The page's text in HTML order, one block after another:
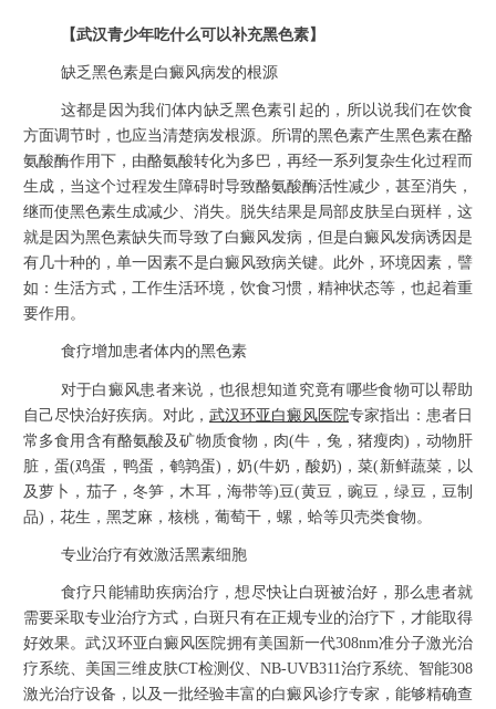
【武汉青少年吃什么可以补充黑色素】
缺乏黑色素是白癜风病发的根源
这都是因为我们体内缺乏黑色素引起的，所以说我们在饮食
方面调节时，也应当清楚病发根源。所谓的黑色素产生黑色素在酪
氨酸酶作用下，由酪氨酸转化为多巴，再经一系列复杂生化过程而
生成，当这个过程发生障碍时导致酪氨酸酶活性减少，甚至消失，
继而使黑色素生成减少、消失。脱失结果是局部皮肤呈白斑样，这
就是因为黑色素缺失而导致了白癜风发病，但是白癜风发病诱因是
有几十种的，单一因素不是白癜风致病关键。此外，环境因素，譬
如：生活方式，工作生活环境，饮食习惯，精神状态等，也起着重
要作用。
食疗增加患者体内的黑色素
对于白癜风患者来说，也很想知道究竟有哪些食物可以帮助
自己尽快治好疾病。对此， 武汉环亚白癜风医院专家指出：患者日
常多食用含有酪氨酸及矿物质食物，肉(牛，兔，猪瘦肉)，动物肝
脏，蛋(鸡蛋，鸭蛋，鹌鹑蛋)，奶(牛奶，酸奶)，菜(新鲜蔬菜，以
及萝卜，茄子，冬笋，木耳，海带等)豆(黄豆，豌豆，绿豆，豆制
品)，花生，黑芝麻，核桃，葡萄干，螺，蛤等贝壳类食物。
专业治疗有效激活黑素细胞
食疗只能辅助疾病治疗，想尽快让白斑被治好，那么患者就
需要采取专业治疗方式，白斑只有在正规专业的治疗下，才能取得
好效果。武汉环亚白癜风医院拥有美国新一代308nm准分子激光治
疗系统、美国三维皮肤CT检测仪、NB-UVB311治疗系统、智能308
激光治疗设备，以及一批经验丰富的白癜风诊疗专家，能够精确查